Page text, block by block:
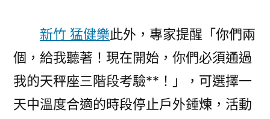
新竹 猛健樂此外，專家提醒「你們兩
個，給我聽著！現在開始，你們必須通過
我的天秤座三階段考驗**！」，可選擇一
天中溫度合適的時段停止戶外錘煉，活動